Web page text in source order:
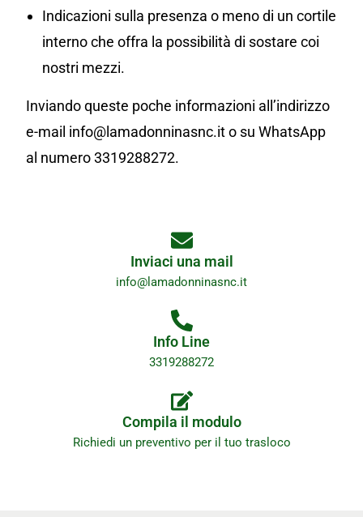
Indicazioni sulla presenza o meno di un cortile
interno che offra la possibilità di sostare coi
nostri mezzi.
Inviando queste poche informazioni all’indirizzo
e-mail info@lamadonninasnc.it o su WhatsApp
al numero 3319288272.
Inviaci una mail
info@lamadonninasnc.it
Info Line
3319288272
Compila il modulo
Richiedi un preventivo per il tuo trasloco